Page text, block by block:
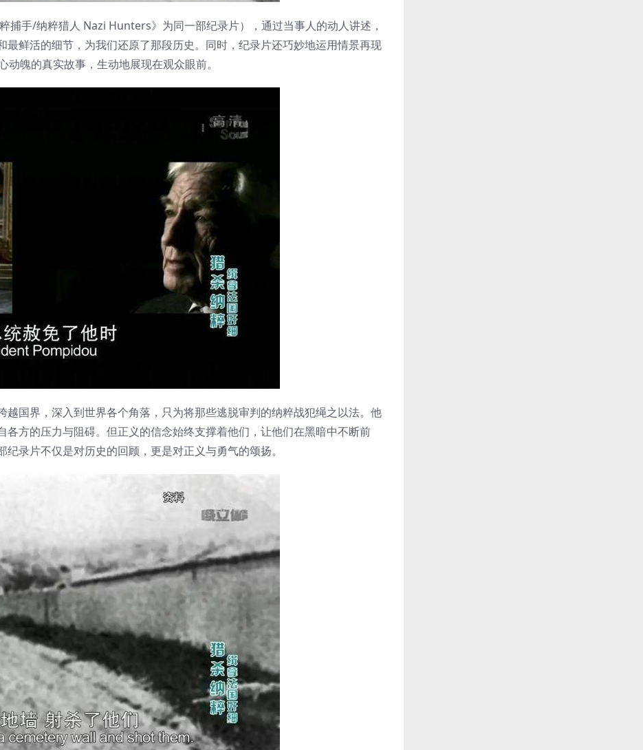
捕手/纳粹猎人 Nazi Hunters》为同一部纪录片），通过当事人的动人讲述，
鲜活的细节，为我们还原了那段历史。同时，纪录片还巧妙地运用情景再现
魄的真实故事，生动地展现在观众眼前。
国界，深入到世界各个角落，只为将那些逃脱审判的纳粹战犯绳之以法。他
方的压力与阻碍。但正义的信念始终支撑着他们，让他们在黑暗中不断前
录片不仅是对历史的回顾，更是对正义与勇气的颂扬。